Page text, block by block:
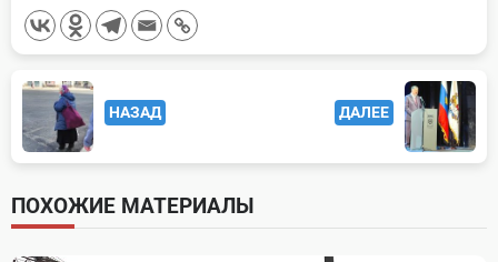
<span
class="nav-
subtitle
screen-
reader-
НАЗАД ДАЛЕЕ
ПОХОЖИЕ МАТЕРИАЛЫ